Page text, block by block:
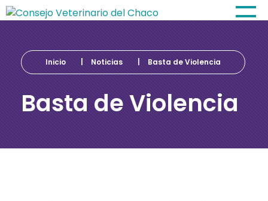
Inicio Noticias Basta de Violencia
Basta de Violencia